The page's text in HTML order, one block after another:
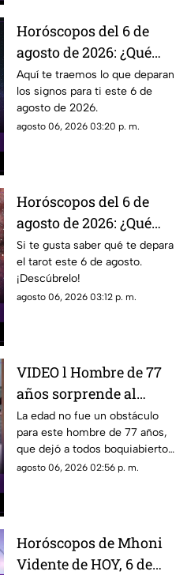
Horóscopos del 6 de
agosto de 2026: ¿Qué
revelan los aztecas
hoy?
Aquí te traemos lo que deparan
los signos para ti este 6 de
agosto de 2026.
agosto 06, 2026 03:20 p. m.
Horóscopos del 6 de
agosto de 2026: ¿Qué
revelan las cartas del
tarot?
Si te gusta saber qué te depara
el tarot este 6 de agosto.
¡Descúbrelo!
agosto 06, 2026 03:12 p. m.
VIDEO l Hombre de 77
años sorprende al
lanzarse al mar con
una marometa
La edad no fue un obstáculo
para este hombre de 77 años,
que dejó a todos boquiabiertos
al lanzarse al mar con una
agosto 06, 2026 02:56 p. m.
Horóscopos de Mhoni
Vidente de HOY, 6 de